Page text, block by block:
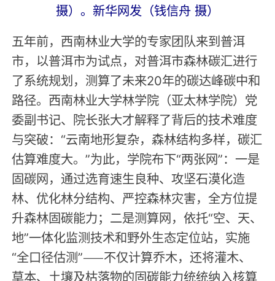
摄）。新华网发（钱信舟 摄）
五年前，西南林业大学的专家团队来到普洱
市，以普洱市为试点，对普洱市森林碳汇进行
了系统规划，测算了未来20年的碳达峰碳中和
路径。西南林业大学林学院（亚太林学院）党
委副书记、院长张大才解释了背后的技术难度
与突破：“云南地形复杂，森林结构多样，碳汇
估算难度大。”为此，学院布下“两张网”：一是
固碳网，通过选育速生良种、攻坚石漠化造
林、优化林分结构、严控森林灾害，全方位提
升森林固碳能力；二是测算网，依托“空、天、
地”一体化监测技术和野外生态定位站，实施
“全口径估测”——不仅计算乔木，还将灌木、
草本、土壤及枯落物的固碳能力统统纳入核算